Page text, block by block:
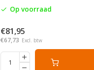
Op voorraad
€81,95
€67,73 Excl. btw